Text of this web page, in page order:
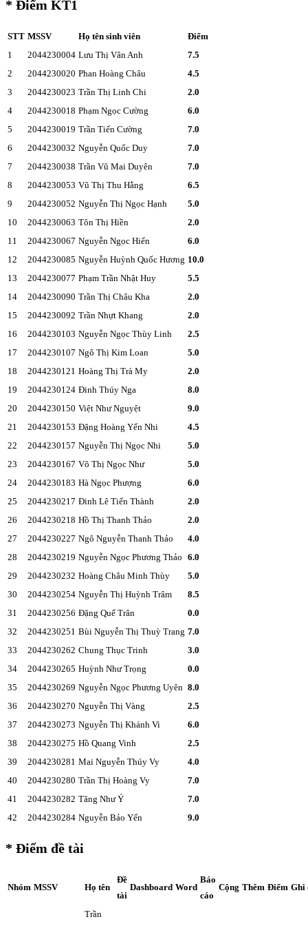
* Điểm KT1
STT MSSV Họ tên sinh viên
Điểm
1
2044230004 Lưu Thị Vân Anh
7.5
2
2044230020 Phan Hoàng Châu
4.5
3
2044230023 Trần Thị Linh Chi
2.0
4
2044230018 Phạm Ngọc Cường
6.0
5
2044230019 Trần Tiến Cường
7.0
6
2044230032 Nguyễn Quốc Duy
7.0
7
2044230038 Trần Vũ Mai Duyên
7.0
8
2044230053 Vũ Thị Thu Hằng
6.5
9
2044230052 Nguyễn Thị Ngọc Hạnh
5.0
10
2044230063 Tôn Thị Hiền
2.0
11
2044230067 Nguyễn Ngọc Hiển
6.0
12
2044230085 Nguyễn Huỳnh Quốc Hương 10.0
13
2044230077 Phạm Trần Nhật Huy
5.5
14
2044230090 Trần Thị Châu Kha
2.0
15
2044230092 Trần Nhựt Khang
2.0
16
2044230103 Nguyễn Ngọc Thùy Linh
2.5
17
2044230107 Ngô Thị Kim Loan
5.0
18
2044230121 Hoàng Thị Trà My
2.0
19
2044230124 Đinh Thúy Nga
8.0
20
2044230150 Việt Như Nguyệt
9.0
21
2044230153 Đặng Hoàng Yến Nhi
4.5
22
2044230157 Nguyễn Thị Ngọc Nhi
5.0
23
2044230167 Võ Thị Ngọc Như
5.0
24
2044230183 Hà Ngọc Phượng
6.0
25
2044230217 Đinh Lê Tiến Thành
2.0
26
2044230218 Hồ Thị Thanh Thảo
2.0
27
2044230227 Ngô Nguyễn Thanh Thảo
4.0
28
2044230219 Nguyễn Ngọc Phương Thảo 6.0
29
2044230232 Hoàng Châu Minh Thùy
5.0
30
2044230254 Nguyễn Thị Huỳnh Trâm
8.5
31
2044230256 Đặng Quế Trân
0.0
32
2044230251 Bùi Nguyễn Thị Thuỳ Trang 7.0
33
2044230262 Chung Thục Trinh
3.0
34
2044230265 Huỳnh Như Trọng
0.0
35
2044230269 Nguyễn Ngọc Phương Uyên 8.0
36
2044230270 Nguyễn Thị Vàng
2.5
37
2044230273 Nguyễn Thị Khánh Vi
6.0
38
2044230275 Hồ Quang Vinh
2.5
39
2044230281 Mai Nguyễn Thúy Vy
4.0
40
2044230280 Trần Thị Hoàng Vy
7.0
41
2044230282 Tăng Như Ý
7.0
42
2044230284 Nguyễn Bảo Yến 9.0
* Điểm đề tài
Nhóm MSSV Họ tên
Đề
tài
Dashboard Word
Báo
cáo
Cộng Thêm Điểm Ghi
Trần